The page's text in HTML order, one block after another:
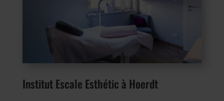
Institut Escale Esthétic à Hoerdt